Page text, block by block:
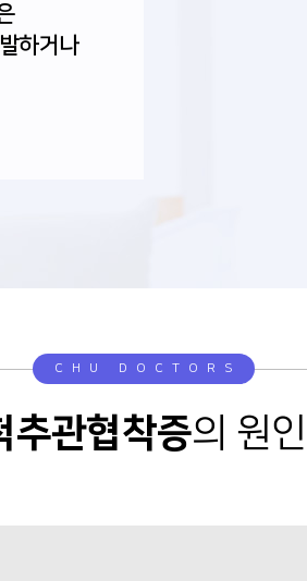
하거나
CHU DOCTORS
추관협착증의 원인